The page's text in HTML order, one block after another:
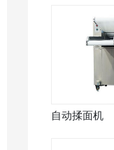
自动揉面机